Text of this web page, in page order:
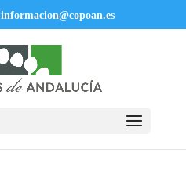
informacion@copoan.es